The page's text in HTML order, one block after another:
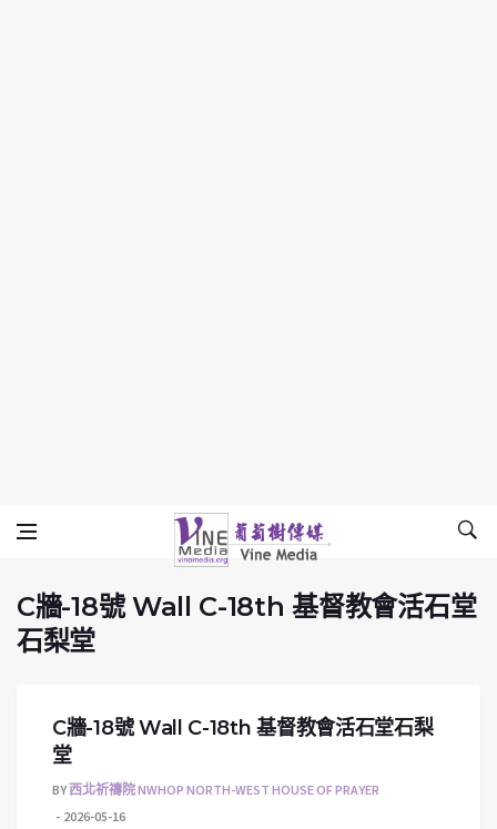
C牆-18號 Wall C-18th ​基督教會活石堂石
Vine Media
葡萄樹傳媒
C牆-18號 Wall C-18th ​基督教會活石堂
石梨堂
C牆-18號 Wall C-18th ​基督教會活石堂石梨
堂
BY西北祈禱院 NWHOP NORTH-WEST HOUSE OF PRAYER
2026-05-16